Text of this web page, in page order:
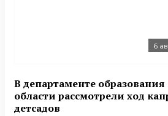
6
В департаменте
области рассмотрели ход
детсадов